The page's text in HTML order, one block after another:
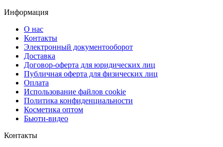
Информация
О нас
Контакты
Электронный документооборот
Доставка
Договор-оферта для юридических лиц
Публичная оферта для физических лиц
Оплата
Использование файлов cookie
Политика конфиденциальности
Косметика оптом
Бьюти-видео
Контакты